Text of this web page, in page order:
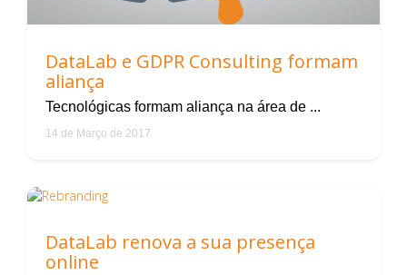
DataLab e GDPR Consulting formam
aliança
Tecnológicas formam aliança na área de ...
14 de Março de 2017
DataLab renova a sua presença
online